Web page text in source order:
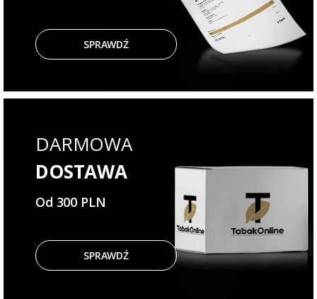
SPRAWDŹ
DARMOWA
DOSTAWA
Od 300 PLN
SPRAWDŹ